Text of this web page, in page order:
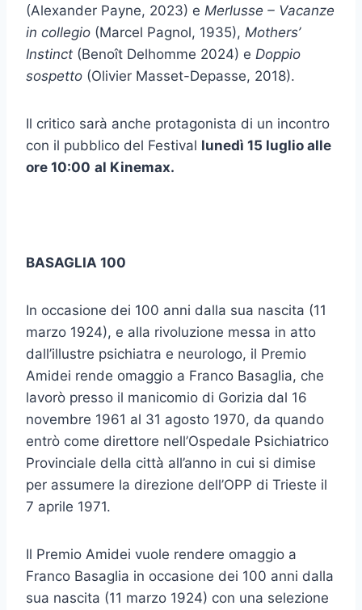
(Alexander Payne, 2023) e Merlusse – Vacanze
in collegio (Marcel Pagnol, 1935), Mothers’
Instinct (Benoît Delhomme 2024) e Doppio
sospetto (Olivier Masset-Depasse, 2018).
Il critico sarà anche protagonista di un incontro
con il pubblico del Festival lunedì 15 luglio alle
ore 10:00 al Kinemax.
BASAGLIA 100
In occasione dei 100 anni dalla sua nascita (11
marzo 1924), e alla rivoluzione messa in atto
dall’illustre psichiatra e neurologo, il Premio
Amidei rende omaggio a Franco Basaglia, che
lavorò presso il manicomio di Gorizia dal 16
novembre 1961 al 31 agosto 1970, da quando
entrò come direttore nell’Ospedale Psichiatrico
Provinciale della città all’anno in cui si dimise
per assumere la direzione dell’OPP di Trieste il
7 aprile 1971.
Il Premio Amidei vuole rendere omaggio a
Franco Basaglia in occasione dei 100 anni dalla
sua nascita (11 marzo 1924) con una selezione